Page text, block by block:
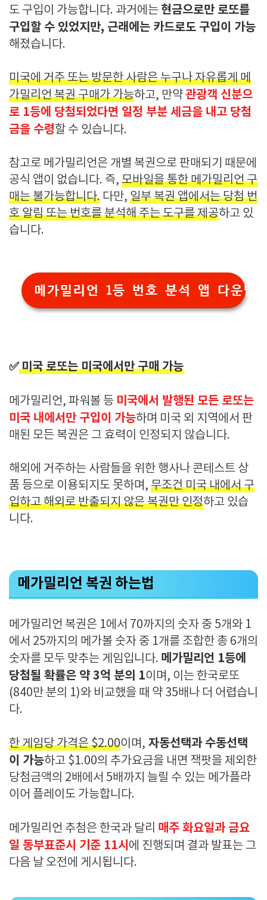
도 구입이 가능합니다. 과거에는 현금으로만 로또를
구입할 수 있었지만, 근래에는 카드로도 구입이 가능
해졌습니다.
미국에 거주 또는 방문한 사람은 누구나 자유롭게 메
가밀리언 복권 구매가 가능하고, 만약관광객 신분으
로 1등에 당첨되었다면 일정 부분 세금을 내고 당첨
금을 수령할 수 있습니다.
참고로 메가밀리언은 개별 복권으로 판매되기 때문에
공식 앱이 없습니다. 즉, 모바일을 통한 메가밀리언 구
매는 불가능합니다. 다만, 일부 복권 앱에서는 당첨 번
호 알림 또는 번호를 분석해 주는 도구를 제공하고 있
습니다.
메가밀리언 1등 번호 분석 앱 다운받
✅미국 로또는 미국에서만 구매 가능
메가밀리언, 파워볼 등 미국에서 발행된 모든 로또는
미국 내에서만 구입이 가능하며 미국 외 지역에서 판
매된 모든 복권은 그 효력이 인정되지 않습니다.
해외에 거주하는 사람들을 위한 행사나 콘테스트 상
품 등으로 이용되지도 못하며, 무조건 미국 내에서 구
입하고 해외로 반출되지 않은 복권만 인정하고 있습
니다.
메가밀리언 복권 하는법
메가밀리언 복권은 1에서 70까지의 숫자 중 5개와 1
에서 25까지의 메가볼 숫자 중 1개를 조합한 총 6개의
숫자를 모두 맞추는 게임입니다. 메가밀리언 1등에
당첨될 확률은 약 3억 분의 1이며, 이는 한국로또
(840만 분의 1)와 비교했을 때 약 35배나 더 어렵습니
다.
한 게임당 가격은 $2.00이며, 자동선택과 수동선택
이 가능하고 $1.00의 추가요금을 내면 잭팟을 제외한
당첨금액의 2배에서 5배까지 늘릴 수 있는 메가플라
이어 플레이도 가능합니다.
메가밀리언 추첨은 한국과 달리 매주 화요일과 금요
일 동부표준시 기준 11시 에 진행되며 결과 발표는 그
다음 날 오전에 게시됩니다.